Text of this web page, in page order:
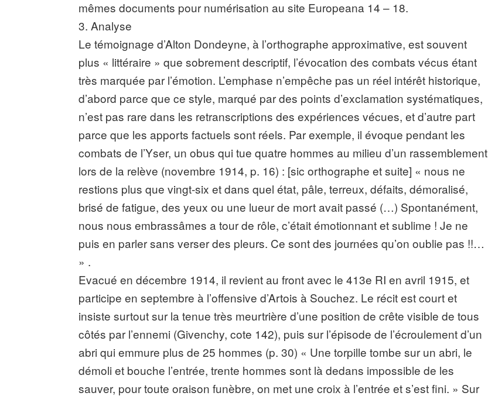
mêmes documents pour numérisation au site Europeana 14 – 18.
3. Analyse
Le témoignage d’Alton Dondeyne, à l’orthographe approximative, est souvent
plus « littéraire » que sobrement descriptif, l’évocation des combats vécus étant
très marquée par l’émotion. L’emphase n’empêche pas un réel intérêt historique,
d’abord parce que ce style, marqué par des points d’exclamation systématiques,
n’est pas rare dans les retranscriptions des expériences vécues, et d’autre part
parce que les apports factuels sont réels. Par exemple, il évoque pendant les
combats de l’Yser, un obus qui tue quatre hommes au milieu d’un rassemblement
lors de la relève (novembre 1914, p. 16) : [sic orthographe et suite] « nous ne
restions plus que vingt-six et dans quel état, pâle, terreux, défaits, démoralisé,
brisé de fatigue, des yeux ou une lueur de mort avait passé (…) Spontanément,
nous nous embrassâmes a tour de rôle, c’était émotionnant et sublime ! Je ne
puis en parler sans verser des pleurs. Ce sont des journées qu’on oublie pas !!…
» .
Evacué en décembre 1914, il revient au front avec le 413e RI en avril 1915, et
participe en septembre à l’offensive d’Artois à Souchez. Le récit est court et
insiste surtout sur la tenue très meurtrière d’une position de crête visible de tous
côtés par l’ennemi (Givenchy, cote 142), puis sur l’épisode de l’écroulement d’un
abri qui emmure plus de 25 hommes (p. 30) « Une torpille tombe sur un abri, le
démoli et bouche l’entrée, trente hommes sont là dedans impossible de les
sauver, pour toute oraison funèbre, on met une croix à l’entrée et s’est fini. » Sur